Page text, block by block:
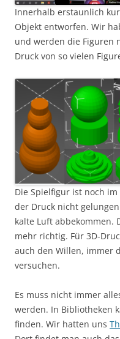
Innerhalb erstaunlich
Objekt entworfen. Wir
und werden die Figuren
Druck von so vielen
Die Spielfigur ist noch
der Druck nicht
kalte Luft abbekommen.
mehr richtig. Für 3D-
auch den Willen, immer
versuchen.
Es muss nicht immer
werden. In Bibliotheken
finden. Wir hatten uns